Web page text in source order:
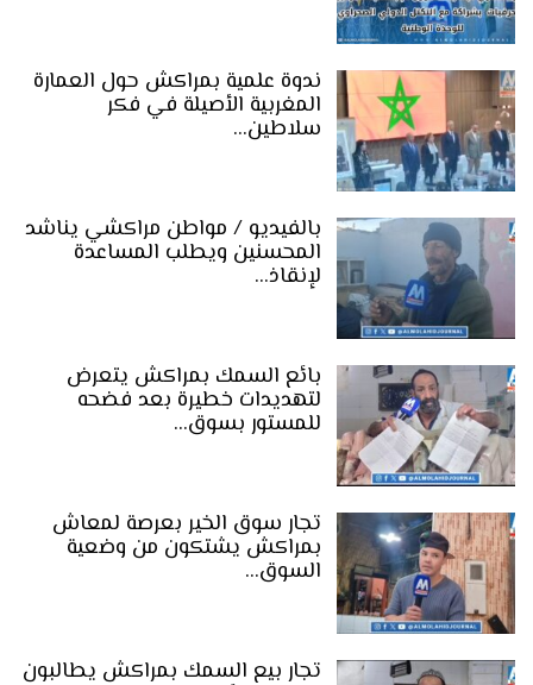
ندوة علمية بمراكش حول العمارة
المغربية الأصيلة في فكر
سلاطين…
بالفيديو / مواطن مراكشي يناشد
المحسنين ويطلب المساعدة
لإنقاذ…
بائع السمك بمراكش يتعرض
لتهديدات خطيرة بعد فضحه
للمستور بسوق…
تجار سوق الخير بعرصة لمعاش
بمراكش يشتكون من وضعية
السوق…
تجار بيع السمك بمراكش يطالبون